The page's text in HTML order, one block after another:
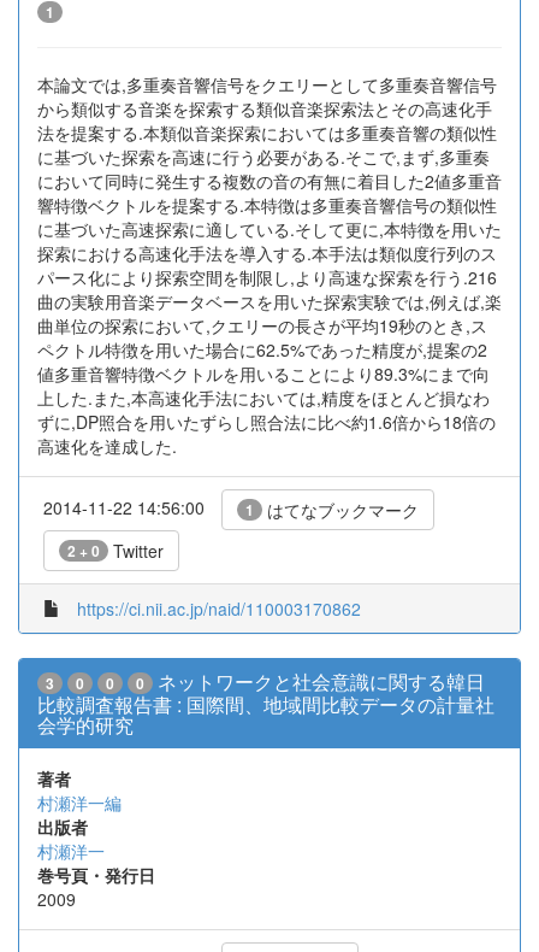
1
本論文では,多重奏音響信号をクエリーとして多重奏音響信号
から類似する音楽を探索する類似音楽探索法とその高速化手
法を提案する.本類似音楽探索においては多重奏音響の類似性
に基づいた探索を高速に行う必要がある.そこで,まず,多重奏
において同時に発生する複数の音の有無に着目した2値多重音
響特徴ベクトルを提案する.本特徴は多重奏音響信号の類似性
に基づいた高速探索に適している.そして更に,本特徴を用いた
探索における高速化手法を導入する.本手法は類似度行列のス
パース化により探索空間を制限し,より高速な探索を行う.216
曲の実験用音楽データベースを用いた探索実験では,例えば,楽
曲単位の探索において,クエリーの長さが平均19秒のとき,ス
ペクトル特徴を用いた場合に62.5%であった精度が,提案の2
値多重音響特徴ベクトルを用いることにより89.3%にまで向
上した.また,本高速化手法においては,精度をほとんど損なわ
ずに,DP照合を用いたずらし照合法に比べ約1.6倍から18倍の
高速化を達成した.
2014-11-22 14:56:00 1 はてなブックマーク
2 + 0 Twitter
https://ci.nii.ac.jp/naid/110003170862
3 0 0 0
ネットワークと社会意識に関する韓日
比較調査報告書 : 国際間、地域間比較データの計量社
会学的研究
著者
村瀬洋一編
出版者
村瀬洋一
巻号頁・発行日
2009